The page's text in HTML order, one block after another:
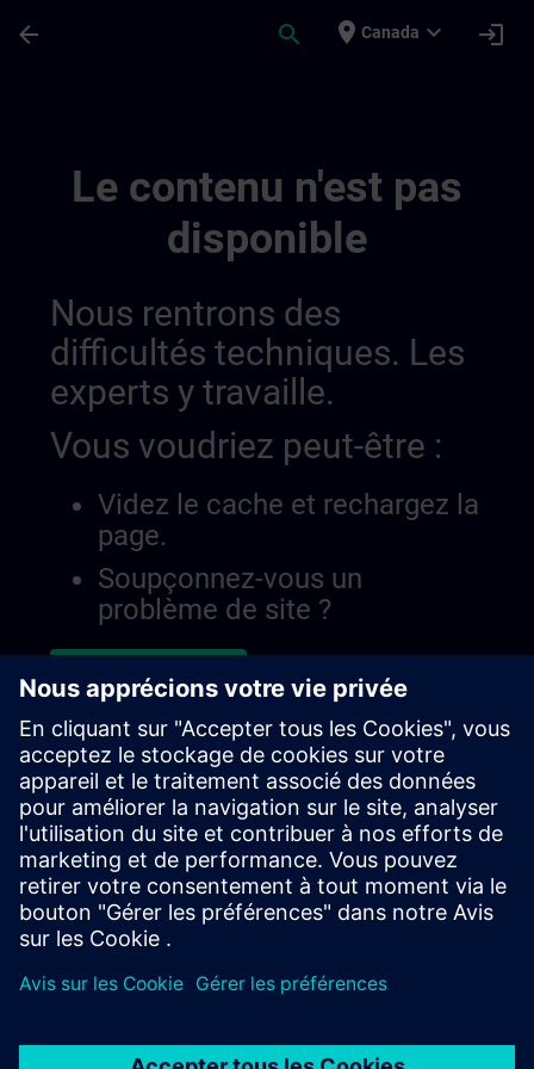
arrow_back search place Canada expand_more login
Le contenu n'est pas
disponible
Nous rentrons des
difficultés techniques. Les
experts y travaille.
Vous voudriez peut-être :
Videz le cache et rechargez la
page.
Soupçonnez-vous un
problème de site ?